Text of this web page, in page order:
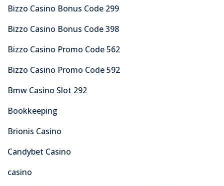
Bizzo Casino Bonus Code 299
Bizzo Casino Bonus Code 398
Bizzo Casino Promo Code 562
Bizzo Casino Promo Code 592
Bmw Casino Slot 292
Bookkeeping
Brionis Casino
Candybet Casino
casino